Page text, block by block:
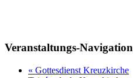
Veranstaltungs-Navigation
« Gottesdienst Kreuzkirche